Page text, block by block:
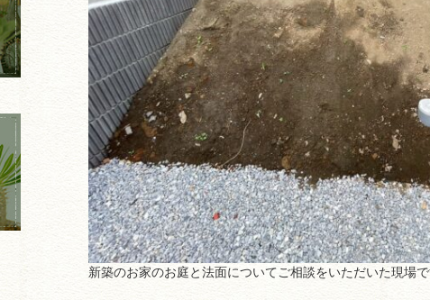
新築のお家のお庭と法面についてご相談をいただいた現場